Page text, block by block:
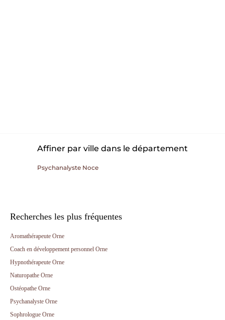
Affiner par ville dans le département
Psychanalyste Noce
Recherches les plus fréquentes
Aromathérapeute Orne
Coach en développement personnel Orne
Hypnothérapeute Orne
Naturopathe Orne
Ostéopathe Orne
Psychanalyste Orne
Sophrologue Orne